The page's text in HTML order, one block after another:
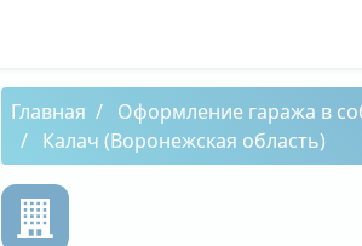
Главная
Оформление гаража в
Калач (Воронежская область)